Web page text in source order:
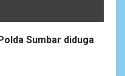
Sumbar diduga